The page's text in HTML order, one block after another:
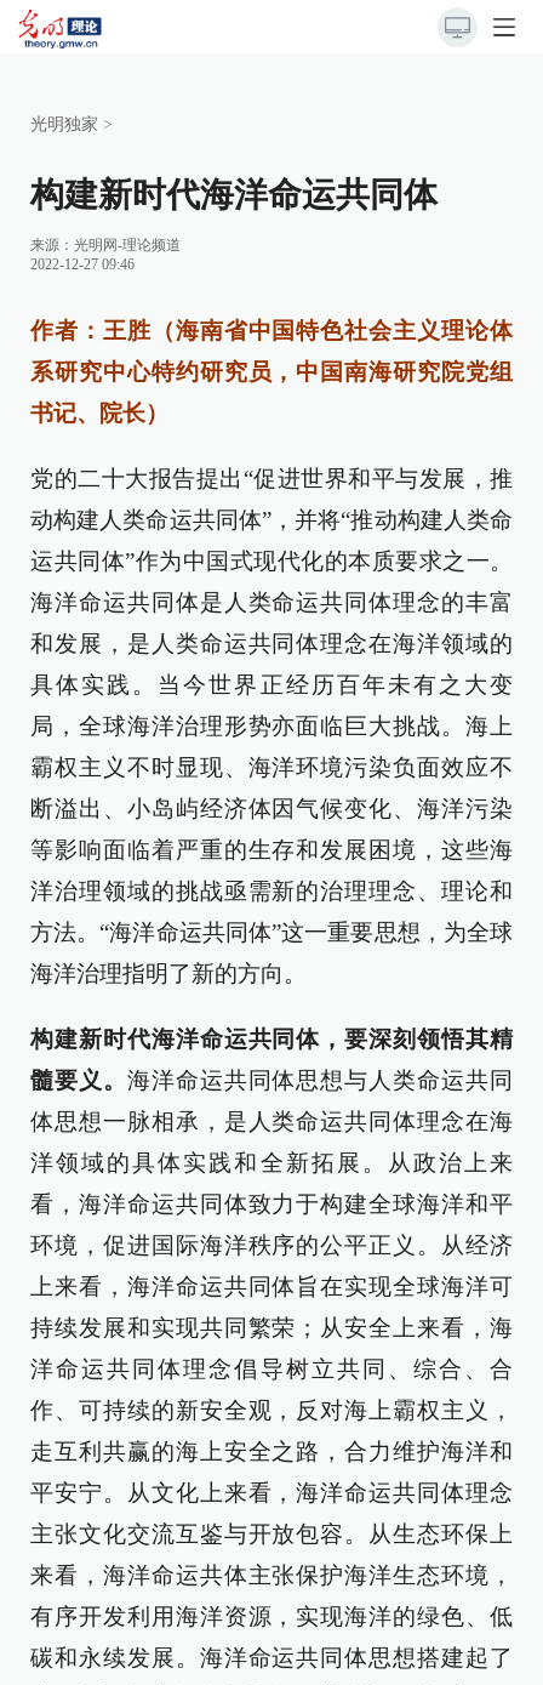
光明独家 >
构建新时代海洋命运共同体
来源： 光明网-理论频道
2022-12-27 09:46
作者：王胜（海南省中国特色社会主义理论体
系研究中心特约研究员，中国南海研究院党组
书记、院长）
党的二十大报告提出“促进世界和平与发展，推
动构建人类命运共同体”，并将“推动构建人类命
运共同体”作为中国式现代化的本质要求之一。
海洋命运共同体是人类命运共同体理念的丰富
和发展，是人类命运共同体理念在海洋领域的
具体实践。当今世界正经历百年未有之大变
局，全球海洋治理形势亦面临巨大挑战。海上
霸权主义不时显现、海洋环境污染负面效应不
断溢出、小岛屿经济体因气候变化、海洋污染
等影响面临着严重的生存和发展困境，这些海
洋治理领域的挑战亟需新的治理理念、理论和
方法。“海洋命运共同体”这一重要思想，为全球
海洋治理指明了新的方向。
构建新时代海洋命运共同体，要深刻领悟其精
髓要义。 海洋命运共同体思想与人类命运共同
体思想一脉相承，是人类命运共同体理念在海
洋领域的具体实践和全新拓展。从政治上来
看，海洋命运共同体致力于构建全球海洋和平
环境，促进国际海洋秩序的公平正义。从经济
上来看，海洋命运共同体旨在实现全球海洋可
持续发展和实现共同繁荣；从安全上来看，海
洋命运共同体理念倡导树立共同、综合、合
作、可持续的新安全观，反对海上霸权主义，
走互利共赢的海上安全之路，合力维护海洋和
平安宁。从文化上来看，海洋命运共同体理念
主张文化交流互鉴与开放包容。从生态环保上
来看，海洋命运共体主张保护海洋生态环境，
有序开发利用海洋资源，实现海洋的绿色、低
碳和永续发展。海洋命运共同体思想搭建起了